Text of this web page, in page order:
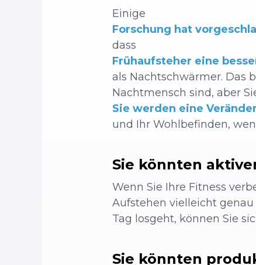
Einige
Forschung hat
dass
Frühaufsteher eine
als Nachtschwärmer. Das
Nachtmensch sind, aber
Sie werden eine
und Ihr Wohlbefinden,
Sie könnten
Wenn Sie Ihre Fitness
Aufstehen vielleicht
Tag losgeht, können Sie
Sie könnten